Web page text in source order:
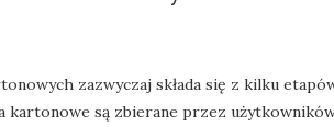
zazwyczaj składa się z kilku
kartonowe są zbierane przez